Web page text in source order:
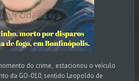
do crime, estacionou o veículo
da GO-010, sentido Leopoldo de